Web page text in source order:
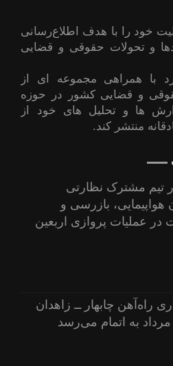
خود را با هدف اطلاع‌رسانی
و تحولات حقوقی و قضایی
همراهی مجموعه ای از
و قضایی کشور در حوزه
ها و تحلیل های خود از
منتشر کند.
تیم مشترک نظارتی
بازرسی و
در عملیات پروازی اربعین
راه‌آهن چابهار ــ زاهدان
مرداد به اتمام می‌رسد